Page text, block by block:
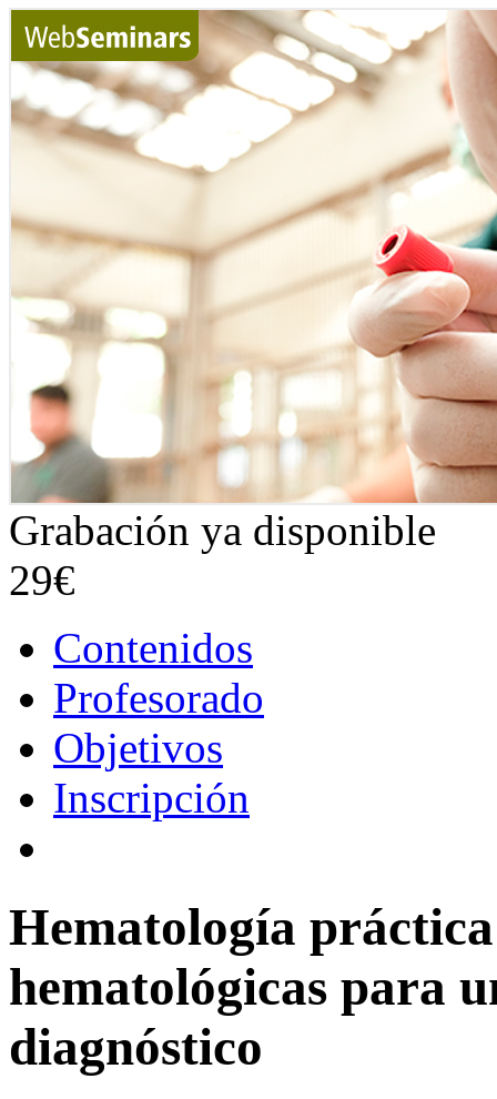
Grabación ya disponible
29€
Contenidos
Profesorado
Objetivos
Inscripción
Hematología
hematológicas para
diagnóstico